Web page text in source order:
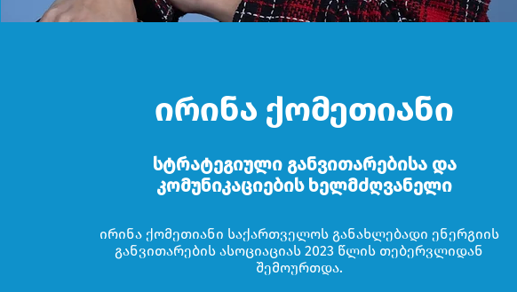
ირინა ქომეთიანი
სტრატეგიული განვითარებისა და
კომუნიკაციების ხელმძღვანელი
ირინა ქომეთიანი საქართველოს განახლებადი ენერგიის
განვითარების ასოციაციას 2023 წლის თებერვლიდან
შემოურთდა.